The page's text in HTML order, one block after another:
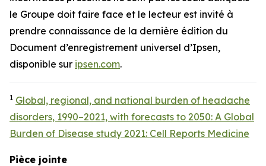
le Groupe doit faire face et le lecteur est invité à
prendre connaissance de la dernière édition du
Document d’enregistrement universel d’Ipsen,
disponible sur ipsen.com.
1 Global, regional, and national burden of headache
disorders, 1990–2021, with forecasts to 2050: A Global
Burden of Disease study 2021: Cell Reports Medicine
Pièce jointe